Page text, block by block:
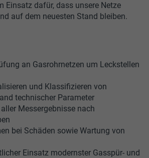
Einsatz dafür, dass unsere Netze
auf dem neuesten Stand bleiben.
an Gasrohrnetzen um Leckstellen
und Klassifizieren von
technischer Parameter
Messergebnisse nach
bei Schäden sowie Wartung von
Einsatz modernster Gasspür- und